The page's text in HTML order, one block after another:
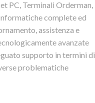
PC, Terminali Orderman,
complete ed
assistenza e
avanzate
supporto in termini di
problematiche